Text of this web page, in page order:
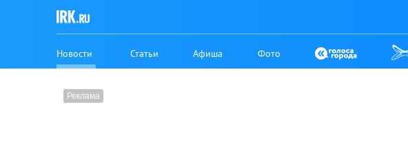
Новости Статьи Афиша Фото